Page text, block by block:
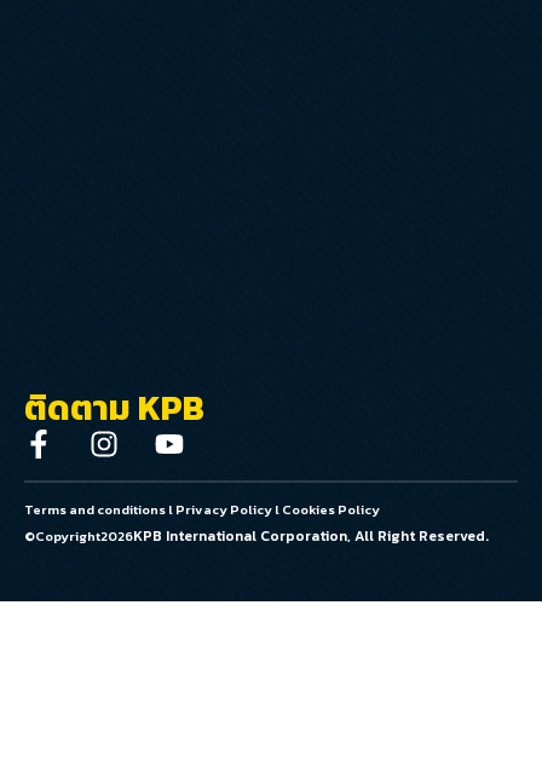
ติดตาม KPB
Terms and conditionslPrivacy PolicylCookies Policy
©Copyright2026KPB International Corporation, All Right Reserved.